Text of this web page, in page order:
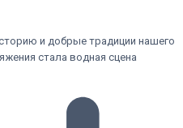
и добрые традиции нашего
стала водная сцена